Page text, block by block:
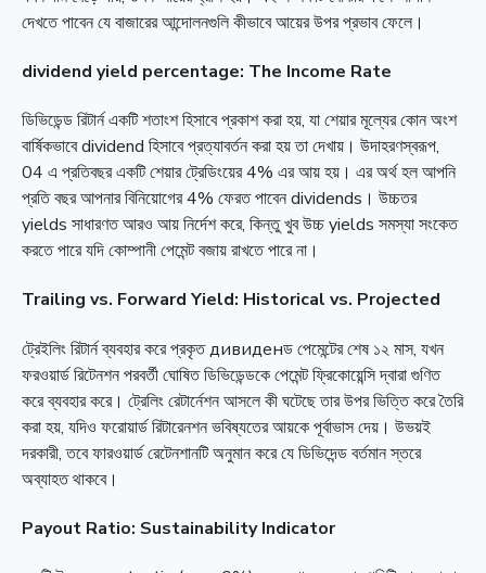
দেখতে পাবেন যে বাজারের আন্দোলনগুলি কীভাবে আয়ের উপর প্রভাব ফেলে।
dividend yield percentage: The Income Rate
ডিভিডেন্ড রিটার্ন একটি শতাংশ হিসাবে প্রকাশ করা হয়, যা শেয়ার মূল্যের কোন অংশ
বার্ষিকভাবে dividend হিসাবে প্রত্যাবর্তন করা হয় তা দেখায়। উদাহরণস্বরূপ,
04 এ প্রতিবছর একটি শেয়ার ট্রেডিংয়ের 4% এর আয় হয়। এর অর্থ হল আপনি
প্রতি বছর আপনার বিনিয়োগের 4% ফেরত পাবেন dividends। উচ্চতর
yields সাধারণত আরও আয় নির্দেশ করে, কিন্তু খুব উচ্চ yields সমস্যা সংকেত
করতে পারে যদি কোম্পানী পেমেন্ট বজায় রাখতে পারে না।
Trailing vs. Forward Yield: Historical vs. Projected
ট্রেইলিং রিটার্ন ব্যবহার করে প্রকৃত дивиденড পেমেন্টের শেষ ১২ মাস, যখন
ফরওয়ার্ড রিটেনশন পরবর্তী ঘোষিত ডিভিডেন্ডকে পেমেন্ট ফ্রিকোয়েন্সি দ্বারা গুণিত
করে ব্যবহার করে। ট্রেলিং রেটার্নেশন আসলে কী ঘটেছে তার উপর ভিত্তি করে তৈরি
করা হয়, যদিও ফরোয়ার্ড রিটারেনশন ভবিষ্যতের আয়কে পূর্বাভাস দেয়। উভয়ই
দরকারী, তবে ফারওয়ার্ড রেটেনশানটি অনুমান করে যে ডিভিদেন্ড বর্তমান স্তরে
অব্যাহত থাকবে।
Payout Ratio: Sustainability Indicator